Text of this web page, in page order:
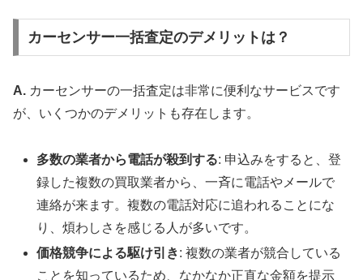
カーセンサー一括査定のデメリットは？
A. カーセンサーの一括査定は非常に便利なサービスです
が、いくつかのデメリットも存在します。
多数の業者から電話が殺到する: 申込みをすると、登
録した複数の買取業者から、一斉に電話やメールで
連絡が来ます。複数の電話対応に追われることにな
り、煩わしさを感じる人が多いです。
価格競争による駆け引き: 複数の業者が競合している
ことを知っているため、なかなか正直な金額を提示